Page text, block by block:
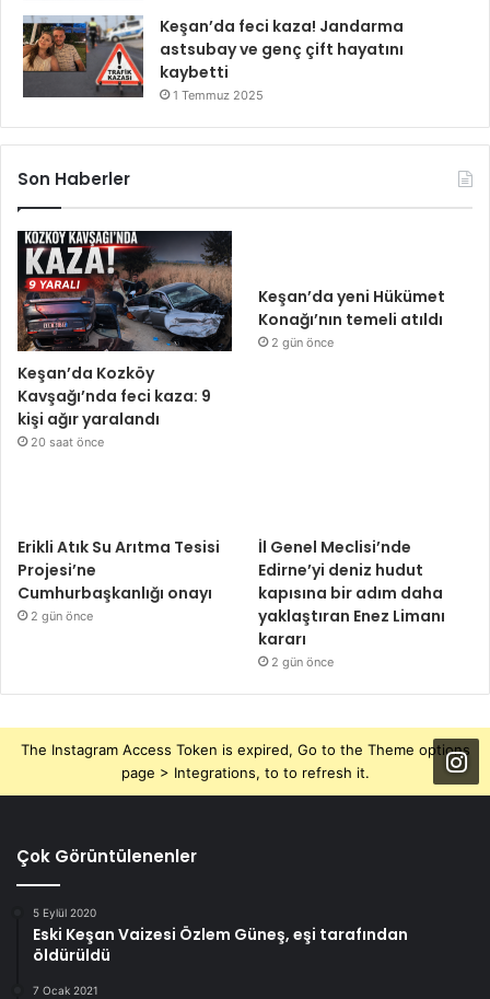
Keşan’da feci kaza! Jandarma
astsubay ve genç çift hayatını
kaybetti
1 Temmuz 2025
Son Haberler
Keşan’da Kozköy
Kavşağı’nda feci kaza: 9
kişi ağır yaralandı
20 saat önce
Keşan’da yeni Hükümet
Konağı’nın temeli atıldı
2 gün önce
Erikli Atık Su Arıtma Tesisi
Projesi’ne
Cumhurbaşkanlığı onayı
2 gün önce
İl Genel Meclisi’nde
Edirne’yi deniz hudut
kapısına bir adım daha
yaklaştıran Enez Limanı
kararı
2 gün önce
The Instagram Access Token is expired, Go to the Theme options
page > Integrations, to to refresh it.
Çok Görüntülenenler
5 Eylül 2020
Eski Keşan Vaizesi Özlem Güneş, eşi tarafından
öldürüldü
7 Ocak 2021